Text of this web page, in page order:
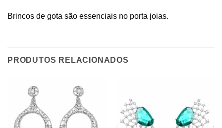
Brincos de gota são essenciais no porta joias.
PRODUTOS RELACIONADOS